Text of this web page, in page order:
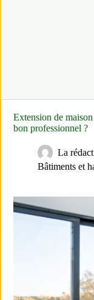
Extension de
bon professionnel ?
La
Bâtiments et